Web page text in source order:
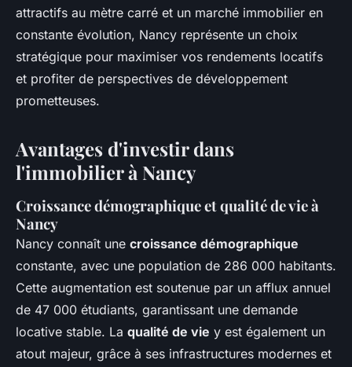
attractifs au mètre carré et un marché immobilier en
constante évolution, Nancy représente un choix
stratégique pour maximiser vos rendements locatifs
et profiter de perspectives de développement
prometteuses.
Avantages d'investir dans
l'immobilier à Nancy
Croissance démographique et qualité de vie à
Nancy
Nancy connaît une croissance démographique
constante, avec une population de 286 000 habitants.
Cette augmentation est soutenue par un afflux annuel
de 47 000 étudiants, garantissant une demande
locative stable. La qualité de vie y est également un
atout majeur, grâce à ses infrastructures modernes et